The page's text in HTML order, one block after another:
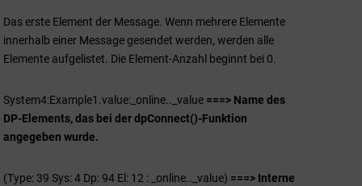
Das erste Element der Message. Wenn mehrere Elemente
innerhalb einer Message gesendet werden, werden alle
Elemente aufgelistet. Die Element-Anzahl beginnt bei 0.
System4:Example1.value:_online.._value ===> Name des
DP-Elements, das bei der dpConnect()-Funktion
angegeben wurde.
(Type: 39 Sys: 4 Dp: 94 El: 12 : _online.._value) ===> Interne